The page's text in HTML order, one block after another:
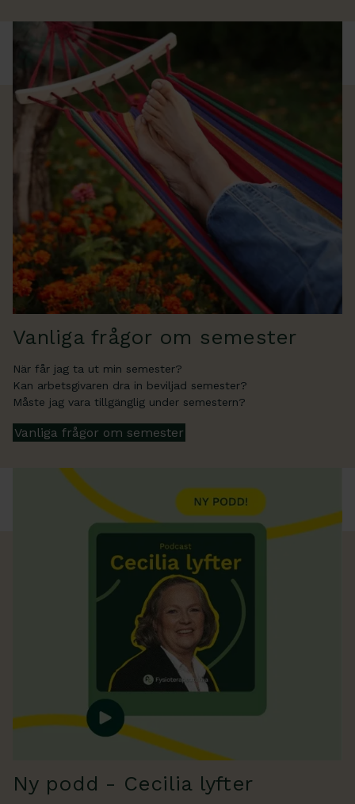
Vanliga frågor om semester
När får jag ta ut min semester?
Kan arbetsgivaren dra in beviljad semester?
Måste jag vara tillgänglig under semestern?
Vanliga frågor om semester
Ny podd - Cecilia lyfter